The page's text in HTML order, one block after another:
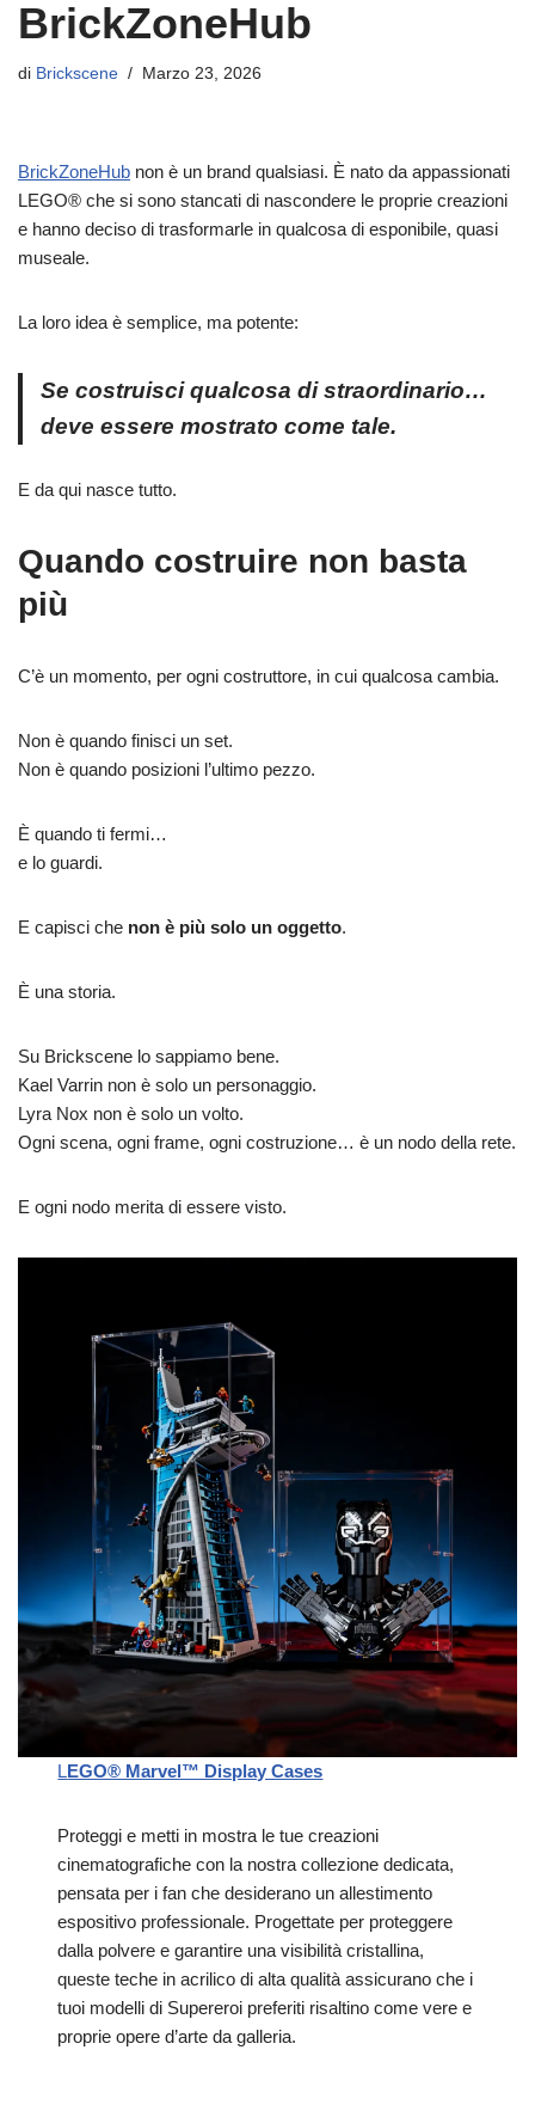
BrickZoneHub
di Brickscene Marzo 23, 2026
BrickZoneHub non è un brand qualsiasi. È nato da appassionati
LEGO® che si sono stancati di nascondere le proprie creazioni
e hanno deciso di trasformarle in qualcosa di esponibile, quasi
museale.
La loro idea è semplice, ma potente:
Se costruisci qualcosa di straordinario…
deve essere mostrato come tale.
E da qui nasce tutto.
Quando costruire non basta
più
C’è un momento, per ogni costruttore, in cui qualcosa cambia.
Non è quando finisci un set.
Non è quando posizioni l’ultimo pezzo.
È quando ti fermi…
e lo guardi.
E capisci che non è più solo un oggetto.
È una storia.
Su Brickscene lo sappiamo bene.
Kael Varrin non è solo un personaggio.
Lyra Nox non è solo un volto.
Ogni scena, ogni frame, ogni costruzione… è un nodo della rete.
E ogni nodo merita di essere visto.
LEGO® Marvel™ Display Cases
Proteggi e metti in mostra le tue creazioni
cinematografiche con la nostra collezione dedicata,
pensata per i fan che desiderano un allestimento
espositivo professionale. Progettate per proteggere
dalla polvere e garantire una visibilità cristallina,
queste teche in acrilico di alta qualità assicurano che i
tuoi modelli di Supereroi preferiti risaltino come vere e
proprie opere d’arte da galleria.